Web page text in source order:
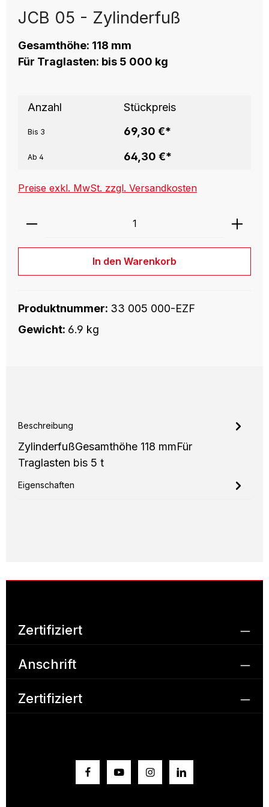
JCB 05 - Zylinderfuß
Gesamthöhe: 118 mm
Für Traglasten: bis 5 000 kg
Anzahl Stückpreis
Bis 3 69,30 €*
Ab 4 64,30 €*
Preise exkl. MwSt. zzgl. Versandkosten
Produkt Anzahl: Gib den
In den Warenkorb
Produktnummer: 33 005 000-EZF
Gewicht: 6.9 kg
Beschreibung
ZylinderfußGesamthöhe 118 mmFür
Traglasten bis 5 t
Eigenschaften
Zertifiziert
Anschrift
Zertifiziert